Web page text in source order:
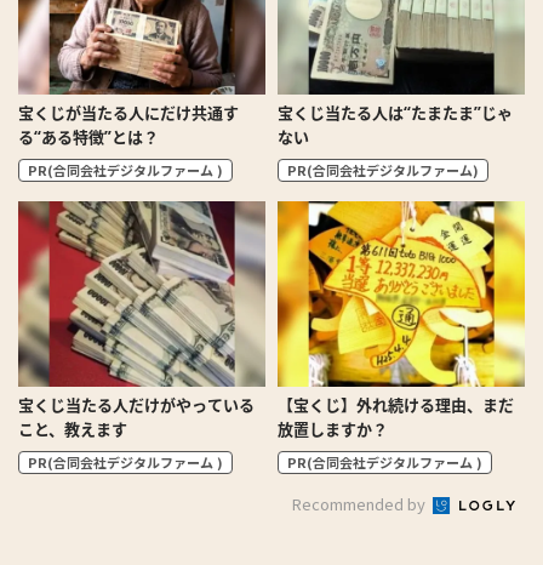
宝くじが当たる人にだけ共通す
る“ある特徴”とは？
PR(合同会社デジタルファーム )
宝くじ当たる人は“たまたま”じゃ
ない
PR(合同会社デジタルファーム)
宝くじ当たる人だけがやっている
こと、教えます
PR(合同会社デジタルファーム )
【宝くじ】外れ続ける理由、まだ
放置しますか？
PR(合同会社デジタルファーム )
Recommended by